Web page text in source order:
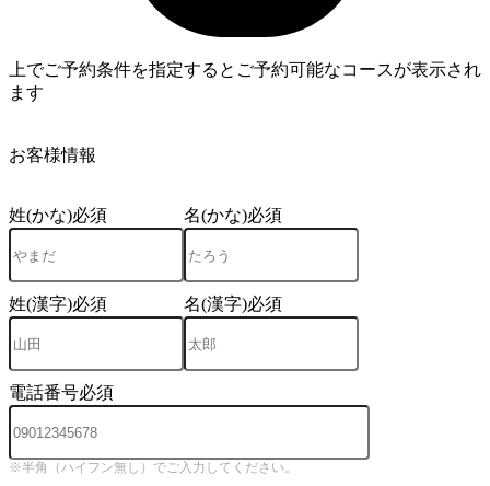
上でご予約条件を指定するとご予約可能なコースが表示され
ます
お客様情報
姓(かな)必須 名(かな)必須
姓(漢字)必須 名(漢字)必須
電話番号必須
※半角（ハイフン無し）でご入力してください。